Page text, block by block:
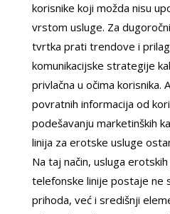
korisnike koji možda nisu
vrstom usluge. Za
tvrtka prati trendove i
komunikacijske strategije
privlačna u očima korisnika.
povratnih informacija od
podešavanju marketinških
linija za erotske usluge
Na taj način, usluga
telefonske linije postaje ne
prihoda, već i središnji
MAJA /Kod #04